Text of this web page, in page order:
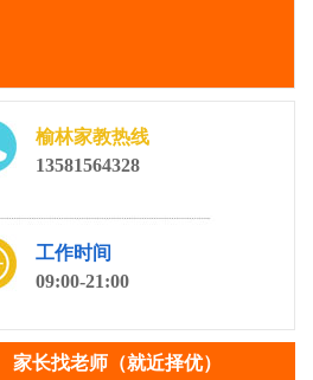
榆林家教热线
13581564328
工作时间
09:00-21:00
家长找老师（就近择优）